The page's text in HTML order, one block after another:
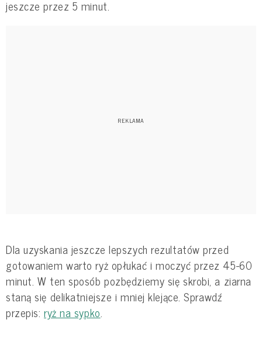
jeszcze przez 5 minut.
Dla uzyskania jeszcze lepszych rezultatów przed
gotowaniem warto ryż opłukać i moczyć przez 45-60
minut. W ten sposób pozbędziemy się skrobi, a ziarna
staną się delikatniejsze i mniej klejące. Sprawdź
przepis: ryż na sypko.